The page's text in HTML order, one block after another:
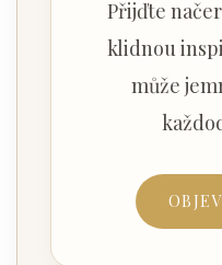
Přijďte
klidnou
může